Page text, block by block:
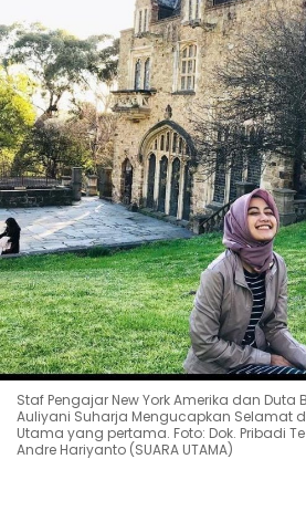
Staf Pengajar New York Amerika dan
Auliyani Suharja Mengucapkan Selamat
Utama yang pertama. Foto: Dok. Pribadi
Andre Hariyanto (SUARA UTAMA)